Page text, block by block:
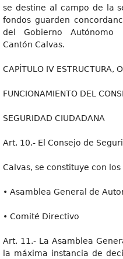
se destine al campo de la
fondos guarden
del Gobierno Autónomo
Cantón Calvas.
CAPÍTULO IV ESTRUCTURA,
FUNCIONAMIENTO DEL
SEGURIDAD CIUDADANA
Art. 10.- El Consejo de
Calvas, se constituye con
• Asamblea General de
• Comité Directivo
Art. 11.- La Asamblea
la máxima instancia de